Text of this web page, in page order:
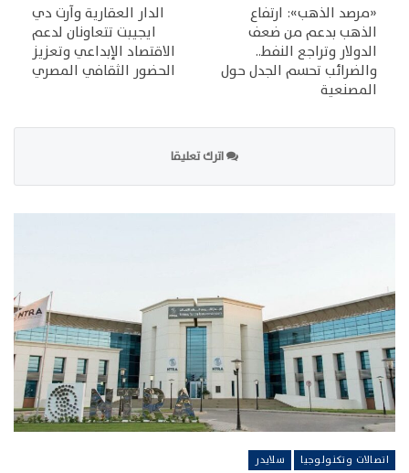
«مرصد الذهب»: ارتفاع
الذهب بدعم من ضعف
الدولار وتراجع النفط..
والضرائب تحسم الجدل حول
المصنعية
الدار العقارية وآرت دي
ايجيبت تتعاونان لدعم
الاقتصاد الإبداعي وتعزيز
الحضور الثقافي المصري
اترك تعليقا
اتصالات وتكنولوجيا سلايدر